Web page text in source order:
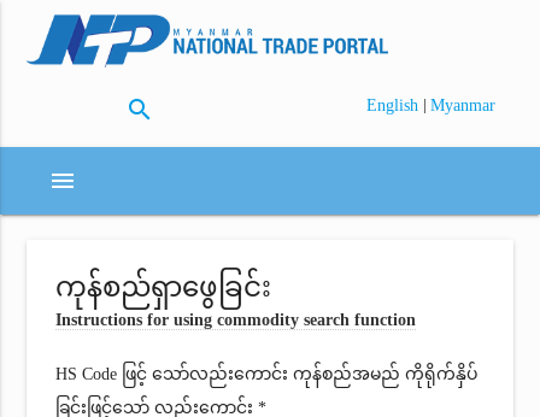
search English | Myanmar
menu
ကုန်စည်ရှာဖွေခြင်း
Instructions for using commodity search function
HS Code ဖြင့် သော်လည်းကောင်း ကုန်စည်အမည် ကိုရိုက်နှိပ်
ခြင်းဖြင့်သော် လည်းကောင်း *